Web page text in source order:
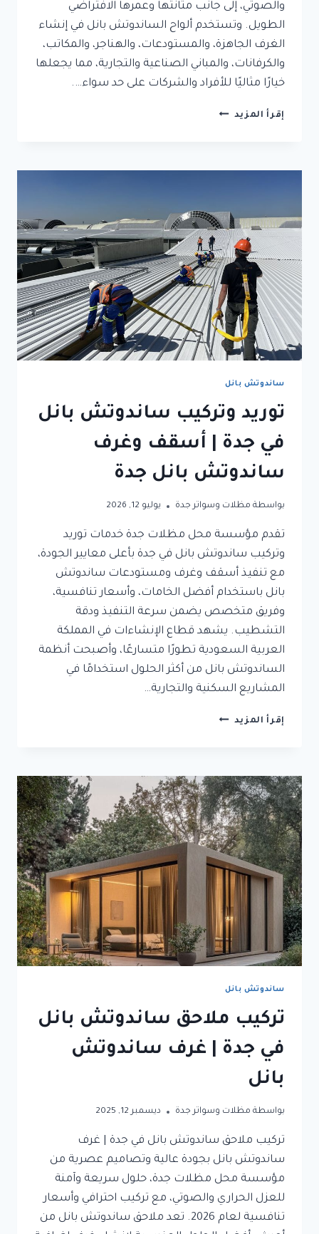
والصوتي، إلى جانب متانتها وعمرها الافتراضي
الطويل. وتستخدم ألواح الساندوتش بانل في إنشاء
الغرف الجاهزة، والمستودعات، والهناجر، والمكاتب،
والكرفانات، والمباني الصناعية والتجارية، مما يجعلها
خيارًا مثاليًا للأفراد والشركات على حد سواء….
إقرأ المزيد ساندوتش
معلم
ساندوتش
بانل
باحترافية
وضمان
ساندوتش بانل
توريد وتركيب ساندوتش بانل
في جدة | أسقف وغرف
ساندوتش بانل جدة
بواسطة مظلات وسواتر جدة يوليو 12, 2026
تقدم مؤسسة محل مظلات جدة خدمات توريد
وتركيب ساندوتش بانل في جدة بأعلى معايير الجودة،
مع تنفيذ أسقف وغرف ومستودعات ساندوتش
بانل باستخدام أفضل الخامات، وأسعار تنافسية،
وفريق متخصص يضمن سرعة التنفيذ ودقة
التشطيب. يشهد قطاع الإنشاءات في المملكة
العربية السعودية تطورًا متسارعًا، وأصبحت أنظمة
الساندوتش بانل من أكثر الحلول استخدامًا في
المشاريع السكنية والتجارية…
إقرأ المزيد توريد
في
جدة
|
أسقف
وغرف
ساندوتش
بانل
ساندوتش بانل
تركيب ملاحق ساندوتش بانل
في جدة | غرف ساندوتش
بانل
بواسطة مظلات وسواتر جدة ديسمبر 12, 2025
تركيب ملاحق ساندوتش بانل في جدة | غرف
ساندوتش بانل بجودة عالية وتصاميم عصرية من
مؤسسة محل مظلات جدة، حلول سريعة وآمنة
للعزل الحراري والصوتي، مع تركيب احترافي وأسعار
تنافسية لعام 2026. تعد ملاحق ساندوتش بانل من